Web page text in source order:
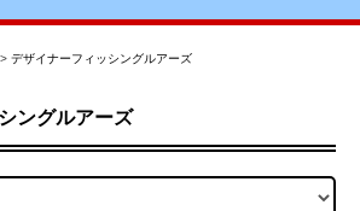
> デザイナーフィッシングルアーズ
ングルアーズ